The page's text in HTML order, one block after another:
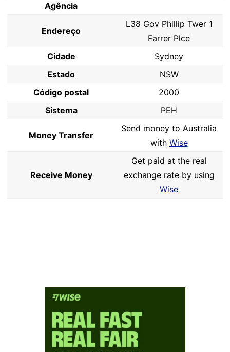
Agência
Endereço
L38 Gov Phillip Twer 1
Farrer Plce
Cidade
Sydney
Estado
NSW
Código postal
2000
Sistema
PEH
Money Transfer
Send money to Australia
with Wise
Receive Money
Get paid at the real
exchange rate by using
Wise